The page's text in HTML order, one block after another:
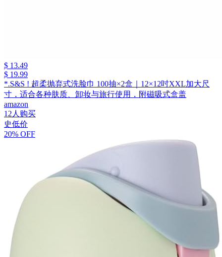
$ 13.49
$ 19.99
*.S&S ! 超柔抛弃式洗脸巾 100抽×2盒｜12×12吋XXL加大尺
寸，适合各种肤质、卸妆与旅行使用，附磁吸式盒盖
amazon
12人购买
史低价
20% OFF